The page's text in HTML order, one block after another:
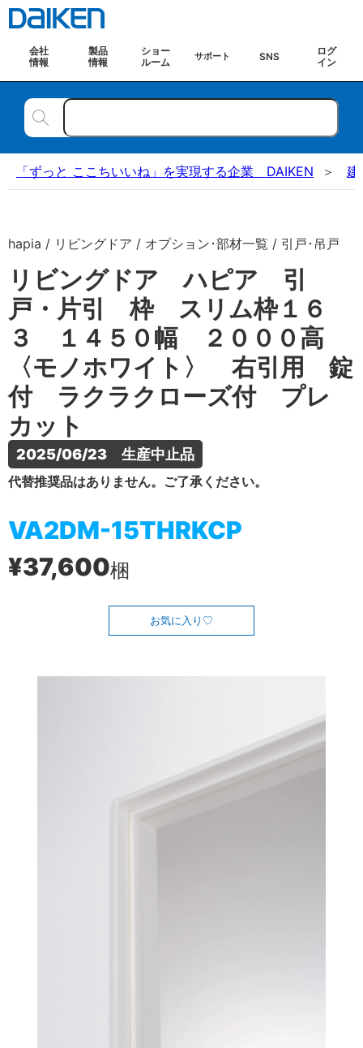
会社
情報
製品
情報
ショー
ルーム
サポート SNS
ログ
イン
「ずっと ここちいいね」を実現する企業 DAIKEN 建
hapia / リビングドア / オプション･部材一覧 / 引戸･吊戸
リビングドア ハピア 引
戸・片引 枠 スリム枠１６
３ １４５０幅 ２０００高
〈モノホワイト〉 右引用 錠
付 ラクラクローズ付 プレ
カット
2025/06/23　生産中止品
代替推奨品はありません。ご了承ください。
VA2DM-15THRKCP
¥37,600梱
お気に入り